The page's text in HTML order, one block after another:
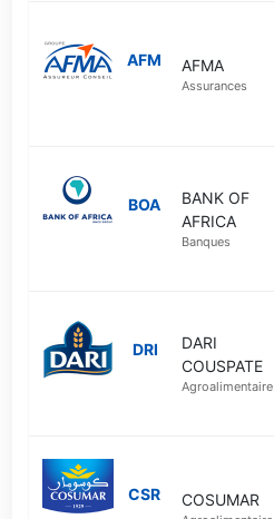
AFM AFMA
Assurances
BOA
BANK OF
AFRICA
Banques
DRI
DARI
COUSPATE
Agroalimentaire
CSR COSUMAR